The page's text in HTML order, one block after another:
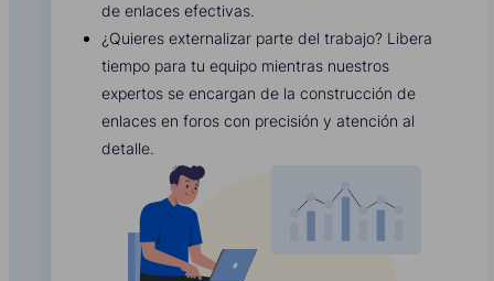
de enlaces efectivas.
¿Quieres externalizar parte del trabajo? Libera
tiempo para tu equipo mientras nuestros
expertos se encargan de la construcción de
enlaces en foros con precisión y atención al
detalle.